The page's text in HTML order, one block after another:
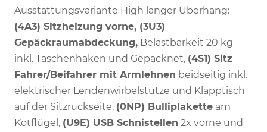
Ausstattungsvariante High langer Überhang:
(4A3) Sitzheizung vorne, (3U3)
Gepäckraumabdeckung, Belastbarkeit 20 kg
inkl. Taschenhaken und Gepäcknet, (4S1) Sitz
Fahrer/Beifahrer mit Armlehnen beidseitig inkl.
elektrischer Lendenwirbelstütze und Klapptisch
auf der Sitzrückseite, (0NP) Bulliplakette am
Kotflügel, (U9E) USB Schnistellen 2x vorne und